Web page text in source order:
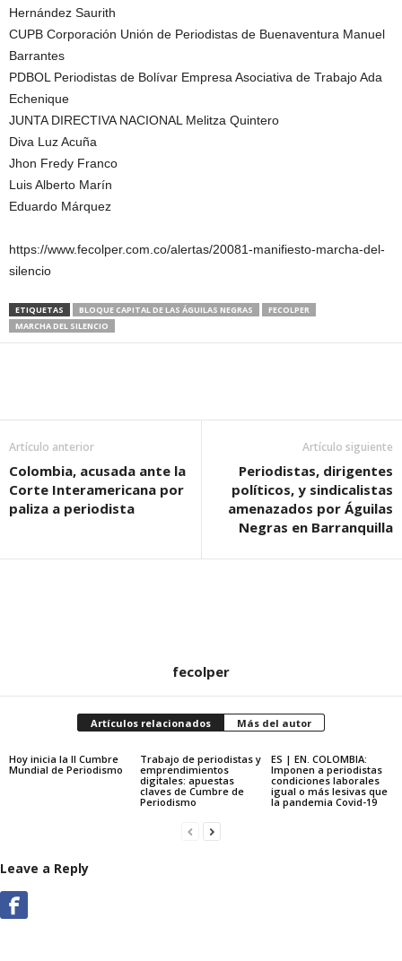
Hernández Saurith
CUPB Corporación Unión de Periodistas de Buenaventura Manuel
Barrantes
PDBOL Periodistas de Bolívar Empresa Asociativa de Trabajo Ada
Echenique
JUNTA DIRECTIVA NACIONAL Melitza Quintero
Diva Luz Acuña
Jhon Fredy Franco
Luis Alberto Marín
Eduardo Márquez
https://www.fecolper.com.co/alertas/20081-manifiesto-marcha-del-
silencio
ETIQUETAS BLOQUE CAPITAL DE LAS ÁGUILAS NEGRAS
FECOLPER
MARCHA DEL SILENCIO
Artículo anterior
Colombia, acusada ante la
Corte Interamericana por
paliza a periodista
Artículo siguiente
Periodistas, dirigentes
políticos, y sindicalistas
amenazados por Águilas
Negras en Barranquilla
fecolper
Artículos relacionados Más del autor
Hoy inicia la II Cumbre
Mundial de Periodismo
Trabajo de periodistas y
emprendimientos
digitales: apuestas
claves de Cumbre de
Periodismo
ES | EN. COLOMBIA:
Imponen a periodistas
condiciones laborales
igual o más lesivas que
la pandemia Covid-19
Leave a Reply